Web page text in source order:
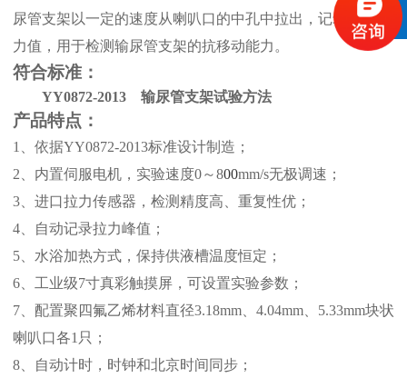
尿管支架以一定的速度从喇叭口的中孔中拉出，记录其拉伸
力值，用于检测输尿管支架的抗移动能力。
符合标准：
YY0872-2013 输尿管支架试验方法
产品特点 ：
1、 依据YY0872-2013标准设计制造；
2、 内置伺服电机， 实验速度0～800mm/s无极调速 ；
3、 进口拉力传感器，检测精度高、重复性优；
4、
自动记录拉力峰值；
5、 水浴加热方式，保持供液槽温度恒定；
6、 工业级7寸真彩触摸屏，可设置实验参数；
7、 配置聚四氟乙烯材料直径3.18mm、4.04mm、5.33mm块状
喇叭口各1只；
8、
自动计时，时钟和北京时间同步；